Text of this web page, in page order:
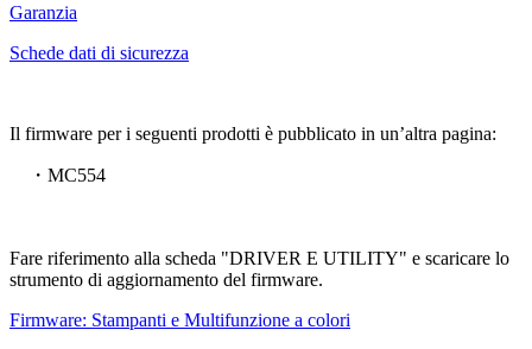
Garanzia
Schede dati di sicurezza
Il firmware per i seguenti prodotti è pubblicato in un’altra pagina:
・MC554
Fare riferimento alla scheda "DRIVER E UTILITY" e scaricare lo
strumento di aggiornamento del firmware.
Firmware: Stampanti e Multifunzione a colori